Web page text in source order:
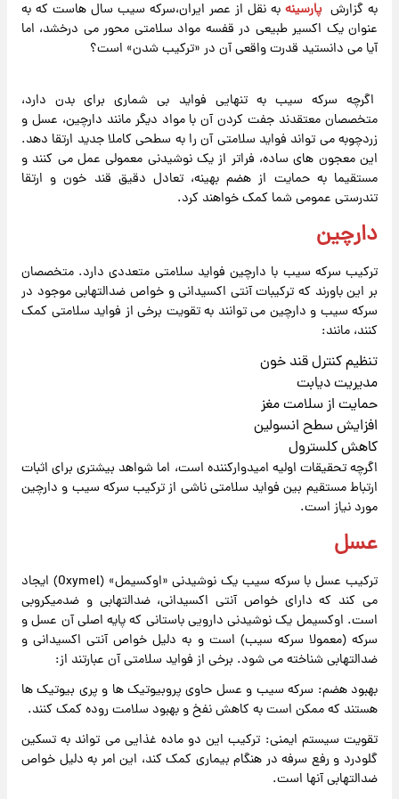
به گزارش پارسینه به نقل از عصر ایران،سرکه سیب سال هاست که به
عنوان یک اکسیر طبیعی در قفسه مواد سلامتی محور می درخشد، اما
آیا می دانستید قدرت واقعی آن در «ترکیب شدن» است؟
اگرچه سرکه سیب به تنهایی فواید بی شماری برای بدن دارد،
متخصصان معتقدند جفت کردن آن با مواد دیگر مانند دارچین، عسل و
زردچوبه می تواند فواید سلامتی آن را به سطحی کاملا جدید ارتقا دهد.
این معجون های ساده، فراتر از یک نوشیدنی معمولی عمل می کنند و
مستقیما به حمایت از هضم بهینه، تعادل دقیق قند خون و ارتقا
تندرستی عمومی شما کمک خواهند کرد.
دارچین
ترکیب سرکه سیب با دارچین فواید سلامتی متعددی دارد. متخصصان
بر این باورند که ترکیبات آنتی اکسیدانی و خواص ضدالتهابی موجود در
سرکه سیب و دارچین می توانند به تقویت برخی از فواید سلامتی کمک
کنند، مانند:
تنظیم کنترل قند خون
مدیریت دیابت
حمایت از سلامت مغز
افزایش سطح انسولین
کاهش کلسترول
اگرچه تحقیقات اولیه امیدوارکننده است، اما شواهد بیشتری برای اثبات
ارتباط مستقیم بین فواید سلامتی ناشی از ترکیب سرکه سیب و دارچین
مورد نیاز است.
عسل
ترکیب عسل با سرکه سیب یک نوشیدنی «اوکسیمل» (Oxymel) ایجاد
می کند که دارای خواص آنتی اکسیدانی، ضدالتهابی و ضدمیکروبی
است. اوکسیمل یک نوشیدنی دارویی باستانی که پایه اصلی آن عسل و
سرکه (معمولا سرکه سیب) است و به دلیل خواص آنتی اکسیدانی و
ضدالتهابی شناخته می شود. برخی از فواید سلامتی آن عبارتند از:
بهبود هضم: سرکه سیب و عسل حاوی پروبیوتیک ها و پری بیوتیک ها
هستند که ممکن است به کاهش نفخ و بهبود سلامت روده کمک کنند.
تقویت سیستم ایمنی: ترکیب این دو ماده غذایی می تواند به تسکین
گلودرد و رفع سرفه در هنگام بیماری کمک کند، این امر به دلیل خواص
ضدالتهابی آنها است.